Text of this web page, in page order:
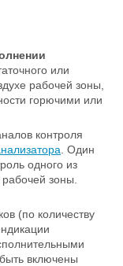
или
рабочей зоны,
горючими или
контроля
. Один
одного из
зоны.
(по количеству
включены